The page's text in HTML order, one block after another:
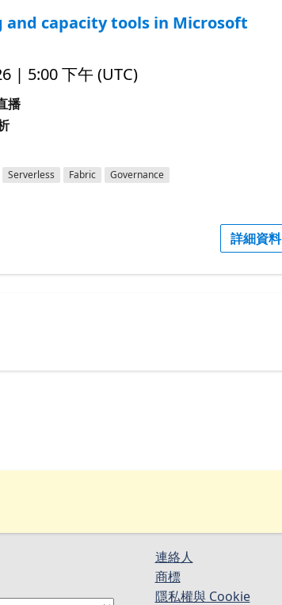
and capacity tools in Microsoft
| 5:00 下午 (UTC)
播
Serverless Fabric Governance
詳細資料
連絡人​​
商標
隱私權與 Cookie